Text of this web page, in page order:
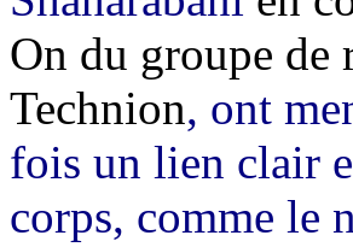
On du groupe de
Technion, ont
fois un lien clair
corps, comme le